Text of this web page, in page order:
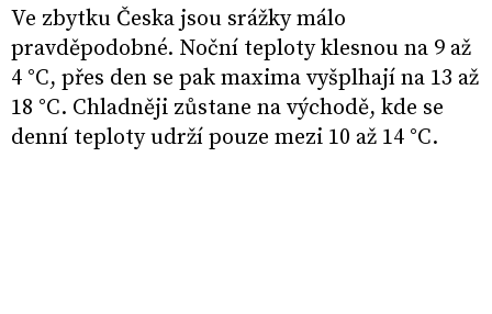
Ve zbytku Česka jsou srážky málo
pravděpodobné. Noční teploty klesnou na 9 až
4 °C, přes den se pak maxima vyšplhají na 13 až
18 °C. Chladněji zůstane na východě, kde se
denní teploty udrží pouze mezi 10 až 14 °C.